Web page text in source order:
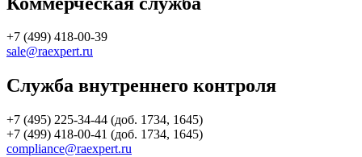
+7 (499) 418-00-39
sale@raexpert.ru
Служба внутреннего контроля
+7 (495) 225-34-44 (доб. 1734, 1645)
+7 (499) 418-00-41 (доб. 1734, 1645)
compliance@raexpert.ru